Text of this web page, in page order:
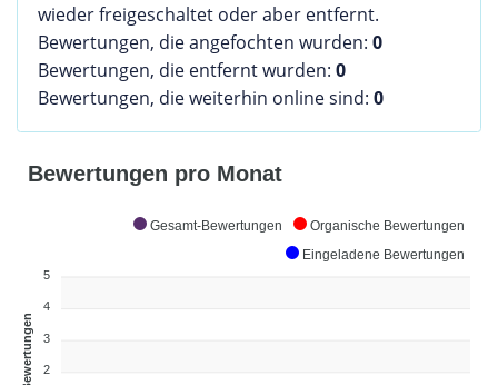
wieder freigeschaltet oder aber entfernt.
Bewertungen, die angefochten wurden: 0
Bewertungen, die entfernt wurden: 0
Bewertungen, die weiterhin online sind: 0
Gesamt-Bewertungen
Organische Bewertungen
Eingeladene Bewertungen
Bewertungen pro Monat
5
4
3
2
Bewertungen